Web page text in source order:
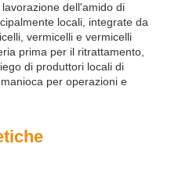
dell'amido di
locali, integrate da
vermicelli e vermicelli
prima per il ritrattamento,
di produttori locali di
per operazioni e